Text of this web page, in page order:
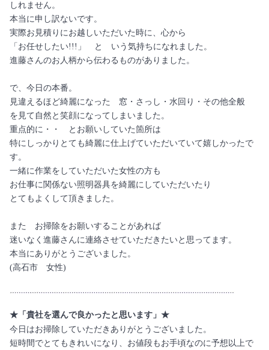
しれません。
本当に申し訳ないです。
実際お見積りにお越しいただいた時に、心から
「お任せしたい!!!」 と いう気持ちになれました。
進藤さんのお人柄から伝わるものがありました。
で、今日の本番。
見違えるほど綺麗になった 窓・さっし・水回り・その他全般
を見て自然と笑顔になってしまいました。
重点的に・・ とお願いしていた箇所は
特にしっかりとても綺麗に仕上げていただいていて嬉しかったで
す。
一緒に作業をしていただいた女性の方も
お仕事に関係ない照明器具を綺麗にしていただいたり
とてもよくして頂きました。
また お掃除をお願いすることがあれば
迷いなく進藤さんに連絡させていただきたいと思ってます。
本当にありがとうございました。
(高石市 女性)
★「貴社を選んで良かったと思います」★
今日はお掃除していただきありがとうございました。
短時間でとてもきれいになり、お値段もお手頃なのに予想以上で